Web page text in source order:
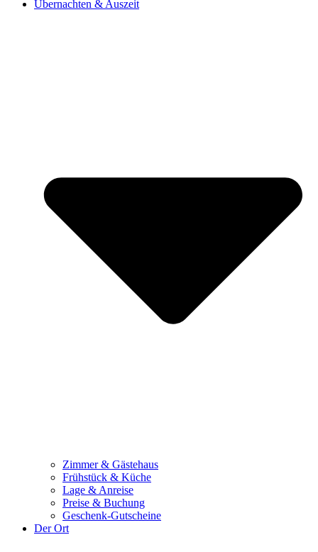
Übernachten & Auszeit
Zimmer & Gästehaus
Frühstück & Küche
Lage & Anreise
Preise & Buchung
Geschenk-Gutscheine
Der Ort